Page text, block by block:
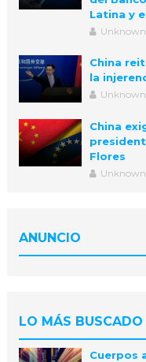
Latina y
Unknown
China
la
Unknown
China
Flores
Unknown
ANUNCIO
LO MÁS BUSCADO
Cuerpos